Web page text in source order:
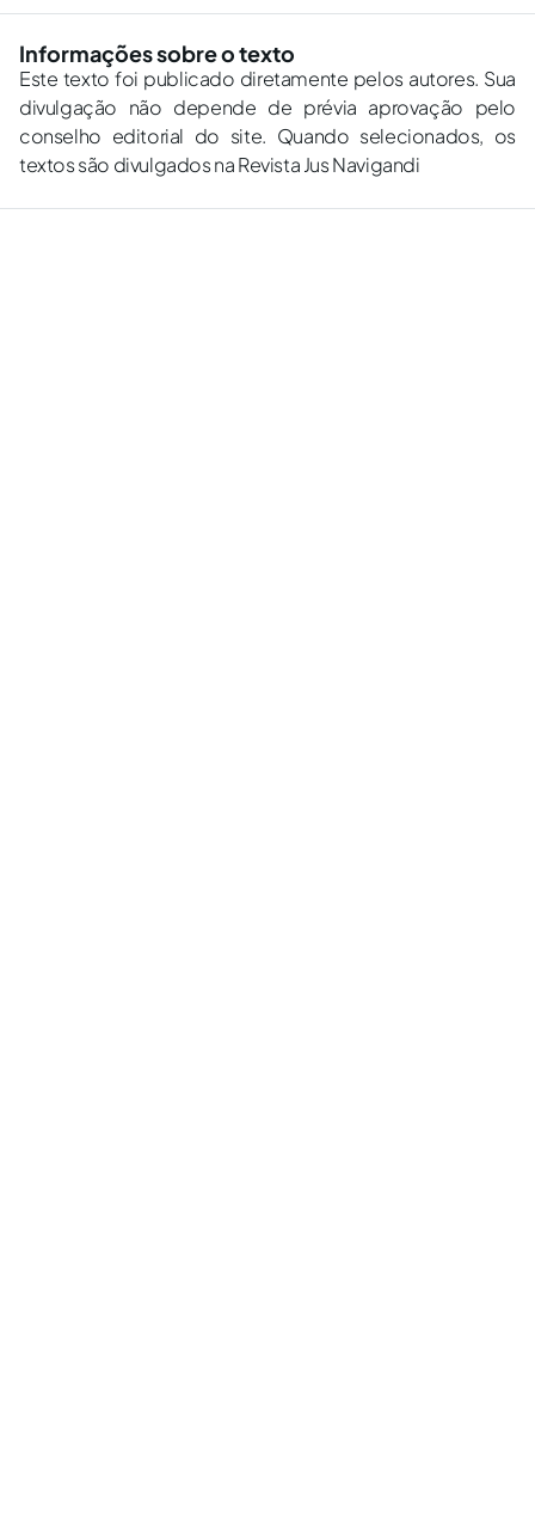
Informações sobre o texto
Este texto foi publicado diretamente pelos autores. Sua
divulgação não depende de prévia aprovação pelo
conselho editorial do site. Quando selecionados, os
textos são divulgados na Revista Jus Navigandi